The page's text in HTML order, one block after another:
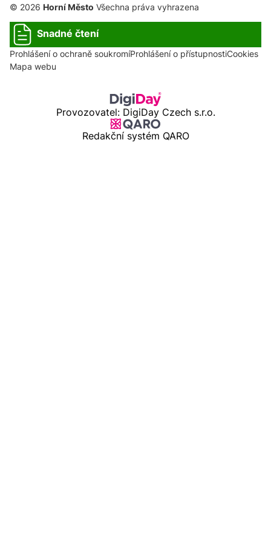
© 2026 Horní Město Všechna práva vyhrazena
Snadné čtení
Prohlášení o ochraně soukromíProhlášení o přístupnostiCookies
Mapa webu
Provozovatel: DigiDay Czech s.r.o.
Redakční systém QARO